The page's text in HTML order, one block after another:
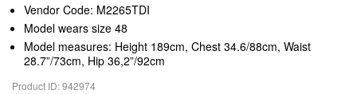
Vendor Code: M2265TDI
Model wears size 48
Model measures: Height 189cm, Chest 34.6/88cm, Waist
28.7”/73cm, Hip 36,2”/92cm
Product ID: 942974